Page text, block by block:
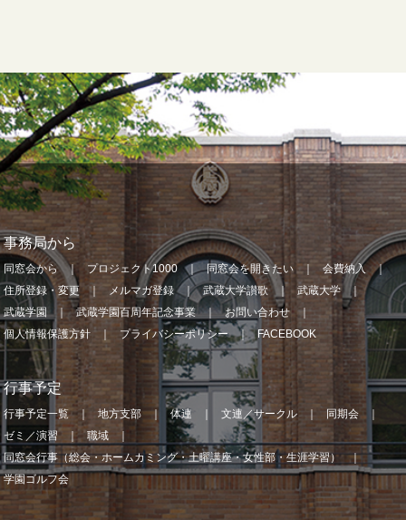
事務局から
同窓会から プロジェクト1000 同窓会を開きたい
会費納入
住所登録・変更
メルマガ登録 武蔵大学讃歌
武蔵大学
武蔵学園
武蔵学園百周年記念事業
お問い合わせ
個人情報保護方針
プライバシーポリシー FACEBOOK
行事予定
行事予定一覧 地方支部 体連 文連／サークル
同期会
ゼミ／演習
職域
同窓会行事（総会・ホームカミング・土曜講座・女性部・生涯学習）
学園ゴルフ会